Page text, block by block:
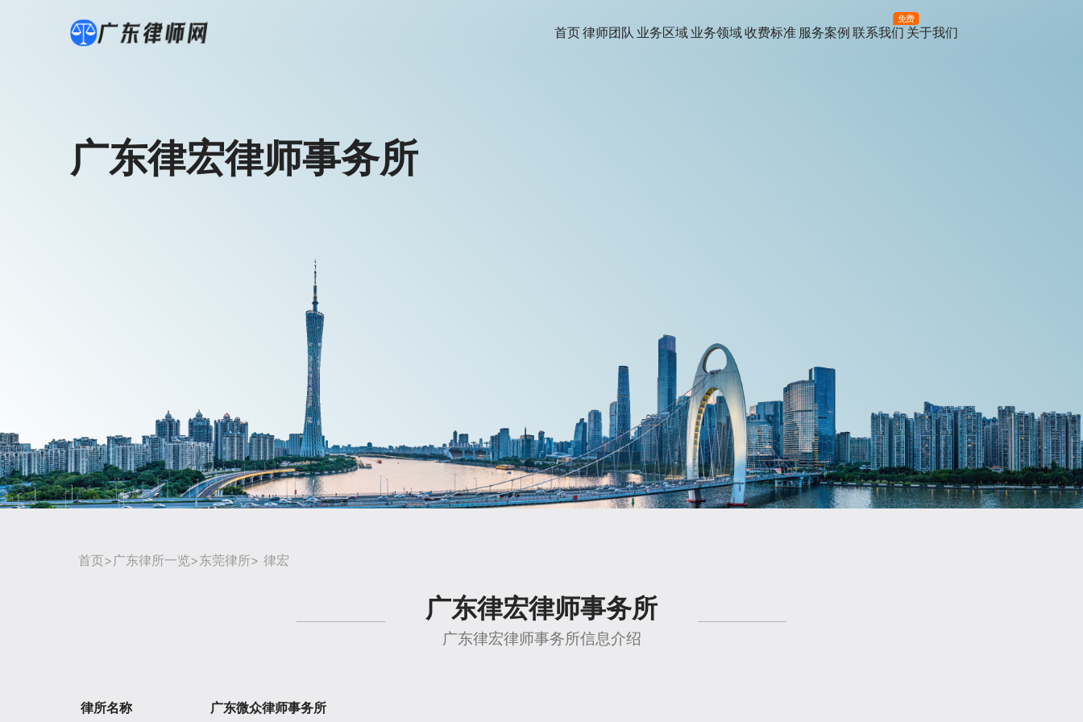
首页律师团队 业务区域 业务领域收费标准 服务案例 联系我们
免费
关于我们
广东律宏律师事务所
首页> 广东律所一览>东莞律所> 律宏
广东律宏律师事务所
广东律宏律师事务所信息介绍
律所名称
广东微众律师事务所